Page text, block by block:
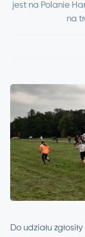
jest na Polanie
na
Do udziału